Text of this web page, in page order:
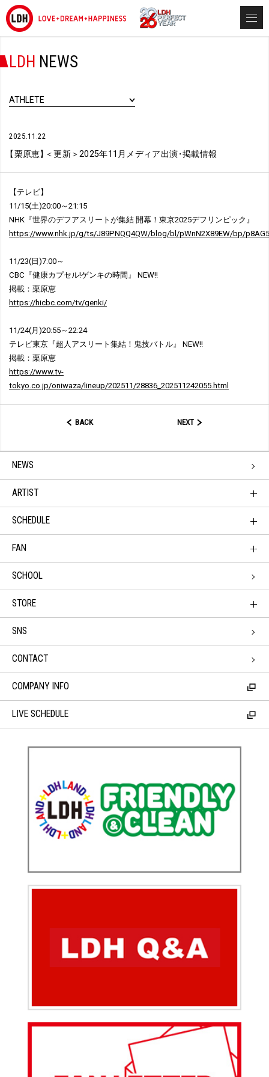
LDH NEWS
ATHLETE
2025.11.22
【栗原恵】＜更新＞2025年11月メディア出演・掲載情報
【テレビ】
11/15(土)20:00～21:15
NHK『世界のデフアスリートが集結 開幕！東京2025デフリンピック』
https://www.nhk.jp/g/ts/J89PNQQ4QW/blog/bl/pWnN2X89EW/bp/
11/23(日)7:00～
CBC『健康カプセル!ゲンキの時間』 NEW!!
掲載：栗原恵
https://hicbc.com/tv/genki/
11/24(月)20:55～22:24
テレビ東京『超人アスリート集結！鬼技バトル』 NEW!!
掲載：栗原恵
https://www.tv-
tokyo.co.jp/oniwaza/lineup/202511/28836_202511242055.html
BACK NEXT
NEWS
ARTIST
SCHEDULE
FAN
SCHOOL
STORE
SNS
CONTACT
COMPANY INFO
LIVE SCHEDULE